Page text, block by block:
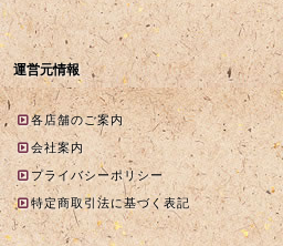
運営元情報
各店舗のご案内
会社案内
プライバシーポリシー
特定商取引法に基づく表記